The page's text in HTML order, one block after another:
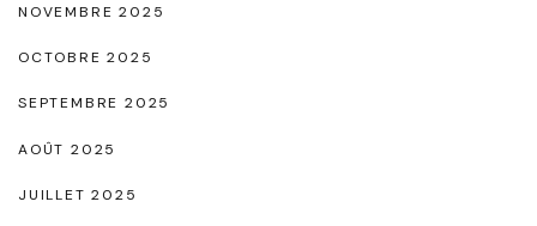
NOVEMBRE 2025
OCTOBRE 2025
SEPTEMBRE 2025
AOÛT 2025
JUILLET 2025